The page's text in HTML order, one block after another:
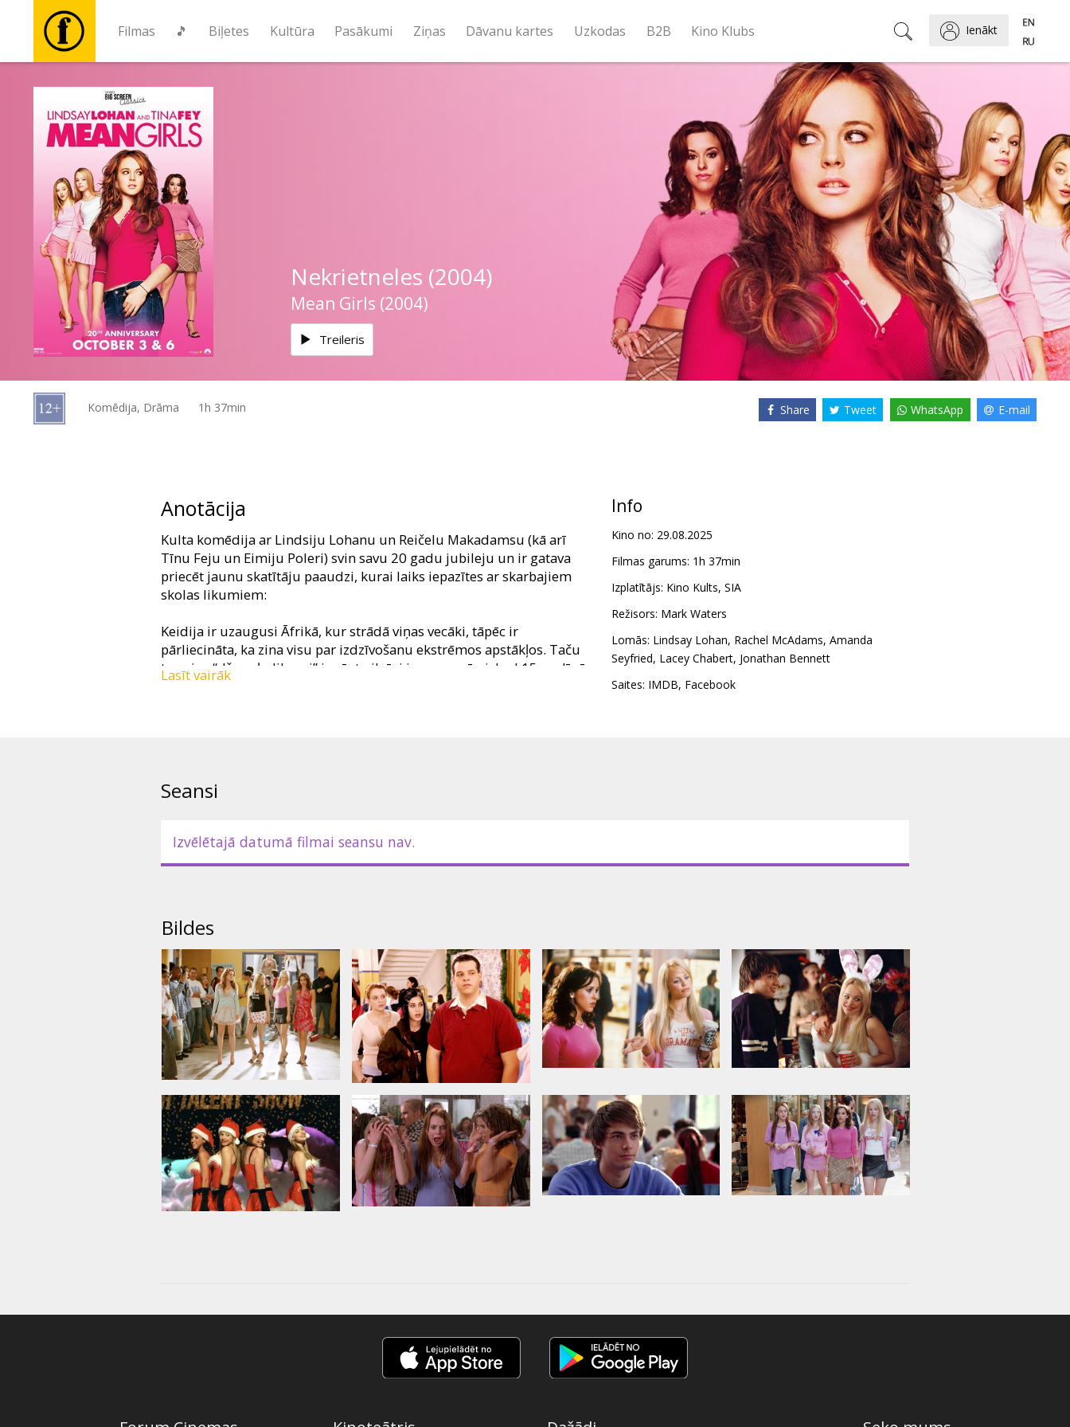
Filmas 🎵 Biļetes Kultūra Pasākumi Ziņas Dāvanu kartes Uzkodas B2B Kino Klubs Ienākt
Filmas
Biļetes
Kultūra
Pasākumi
Ziņas
kartes
Nekrietneles (2004)
Mean Girls (2004)
Treileris
Komēdija, Drāma 1h 37min Share Tweet WhatsApp E-mail
Anotācija
Kulta komēdija ar Lindsiju Lohanu un Reičelu Makadamsu (kā arī
Tīnu Feju un Eimiju Poleri) svin savu 20 gadu jubileju un ir gatava
priecēt jaunu skatītāju paaudzi, kurai laiks iepazītes ar skarbajiem
skolas likumiem:
Keidija ir uzaugusi Āfrikā, kur strādā viņas vecāki, tāpēc ir
pārliecināta, ka zina visu par izdzīvošanu ekstrēmos apstākļos. Taču
termins “džungļu likumi” iegūst pilnīgi jaunu nozīmi, kad 15-gadīgā
Keidija, kura pirms tam mācījās pie mājskolotāja, pirmo reizi
Lasīt vairāk
Info
Kino no: 29.08.2025
Filmas garums: 1h 37min
Izplatītājs: Kino Kults, SIA
Režisors: Mark Waters
Lomās: Lindsay Lohan, Rachel McAdams, Amanda
Seyfried, Lacey Chabert, Jonathan Bennett
Saites: IMDB, Facebook
Seansi
Izvēlētajā datumā filmai seansu nav.
Bildes